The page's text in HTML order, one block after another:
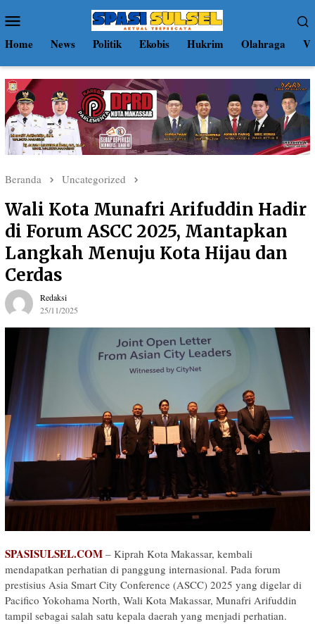
ke
kontenMobile
Home News Politik Ekobis Hukrim Olahraga
Beranda Uncategorized
Wali Kota Munafri Arifuddin Hadir
di Forum ASCC 2025, Mantapkan
Langkah Menuju Kota Hijau dan
Cerdas
Redaksi
25/11/2025
SPASISULSEL.COM – Kiprah Kota Makassar, kembali
mendapatkan perhatian di panggung internasional. Pada forum
prestisius Asia Smart City Conference (ASCC) 2025 yang digelar di
Pacifico Yokohama North, Wali Kota Makassar, Munafri Arifuddin
tampil sebagai salah satu kepala daerah yang menjadi perhatian.